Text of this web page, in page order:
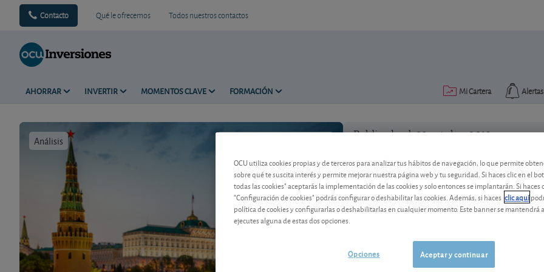
Contacto Qué le ofrecemos Todos nuestros contactos
AHORRAR INVERTIR MOMENTOS CLAVE FORMACIÓN Alertas
Mi Cartera
Análisis Publicado el 23 octubre 2019
Acciones rusas: ¿es
Equity Classic Cap?
Rusia presenta un renacer económico
OCU utiliza cookies propias y de terceros para analizar tus hábitos de navegación, lo que permite
sobre qué te suscita interés y permite mejorar nuestra página web y tu seguridad. Si haces clic en el
todas las cookies" aceptarás la implementación de las cookies y solo entonces se implantarán. Si haces
"Configuración de cookies" podrás configurar o deshabilitar las cookies. Además, si haces clic aquí
política de cookies y configurarlas o deshabilitarlas en cualquier momento. Este banner se mantendrá
ejecutes alguna de estas dos opciones.
Aceptar y continuar
Opciones